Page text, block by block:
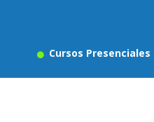
Cursos Presenciales